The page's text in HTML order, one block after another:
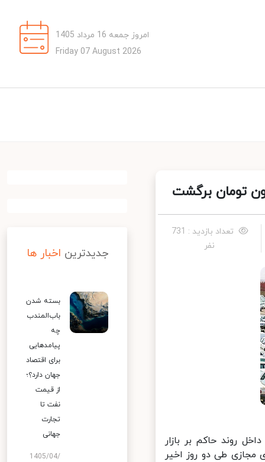
امروز جمعه 16 مرداد 1405
Friday 07 August 2026
تعداد بازدید : 731
نفر
۱۸ مدل خودروی تولید داخل روند حاکم بر بازار
طی دو روز اخیر
جدیدترین اخبار ها
بسته شدن
باب‌المندب
چه
پیامدهایی
برای اقتصاد
جهان دارد؟؛
از قیمت
نفت تا
تجارت
جهانی
1405/04/